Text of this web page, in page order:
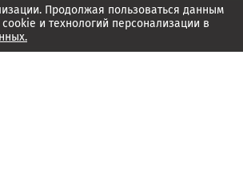
Продолжая пользоваться данным
и технологий персонализации в